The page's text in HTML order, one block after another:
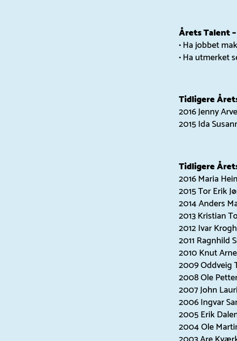
Årets Talent
• Ha jobbet
• Ha utmerket
Tidligere
2016 Jenny
2015 Ida
Tidligere
2016 Maria
2015 Tor Erik
2014 Anders
2013 Kristian
2012 Ivar
2011 Ragnhild
2010 Knut
2009 Oddveig
2008 Ole
2007 John
2006 Ingvar
2005 Erik
2004 Ole
2003 Are